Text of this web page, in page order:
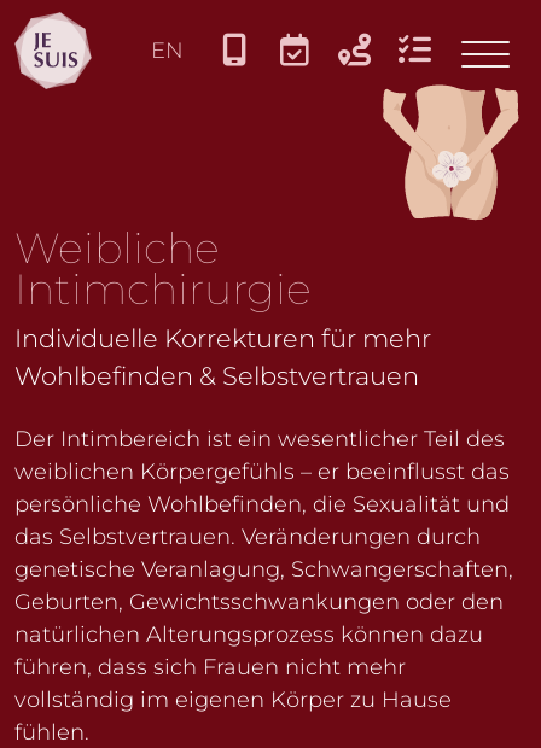
Sprache auswählen
EN
Weibliche
Intimchirurgie
Individuelle Korrekturen für mehr
Wohlbefinden & Selbstvertrauen
Der Intimbereich ist ein wesentlicher Teil des
weiblichen Körpergefühls – er beeinflusst das
persönliche Wohlbefinden, die Sexualität und
das Selbstvertrauen. Veränderungen durch
genetische Veranlagung, Schwangerschaften,
Geburten, Gewichtsschwankungen oder den
natürlichen Alterungsprozess können dazu
führen, dass sich Frauen nicht mehr
vollständig im eigenen Körper zu Hause
fühlen.